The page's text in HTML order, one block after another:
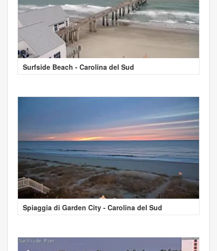
Surfside Beach - Carolina del Sud
Spiaggia di Garden City - Carolina del Sud